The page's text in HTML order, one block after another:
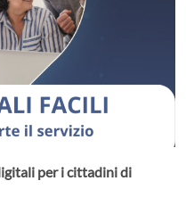
per i cittadini di